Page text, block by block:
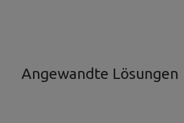
Angewandte Lösungen